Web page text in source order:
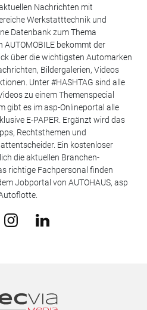
Nachrichten mit
Werkstatttechnik und
Datenbank zum Thema
AUTOMOBILE bekommt der
über die wichtigsten Automarken
Bildergalerien, Videos
Unter #HASHTAG sind alle
zu einem Themenspecial
gibt es im asp-Onlineportal alle
E-PAPER. Ergänzt wird das
Rechtsthemen und
Ein kostenloser
die aktuellen Branchen-
richtige Fachpersonal finden
Jobportal von AUTOHAUS, asp